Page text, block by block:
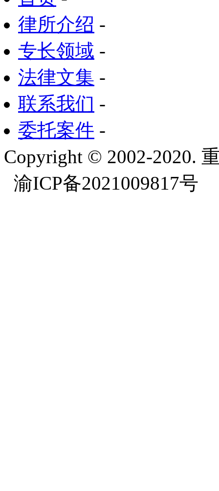
律所介绍 -
专长领域 -
法律文集 -
联系我们 -
委托案件 -
Copyright © 2002-2020.
渝ICP备2021009817号